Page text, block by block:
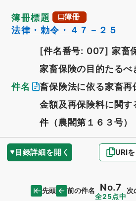
簿冊標題 簿冊
法律・勅令・４７－２５
件名
[件名番号: 007] 家畜
家畜保険の目的たるべ
畜保険法に依る家畜再
金額及再保険料に関す
件（農閣第１６３号）
目録詳細を開く URI
先頭 前の件名 No.7
全25点中
次